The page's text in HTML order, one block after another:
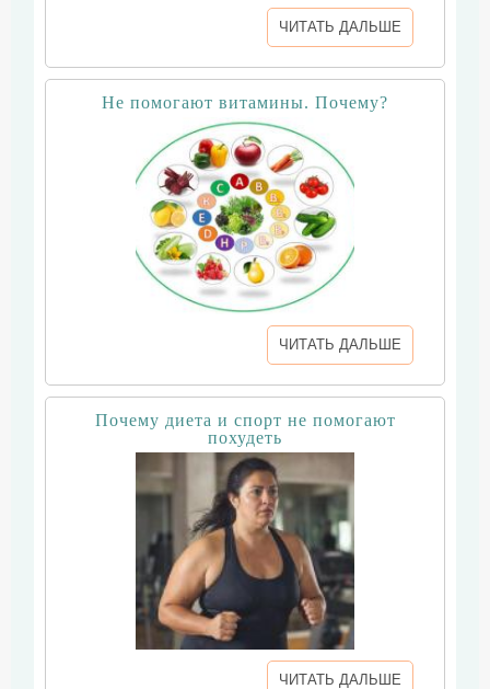
ЧИТАТЬ ДАЛЬШЕ
Не помогают витамины. Почему?
ЧИТАТЬ ДАЛЬШЕ
Почему диета и спорт не помогают
похудеть
ЧИТАТЬ ДАЛЬШЕ